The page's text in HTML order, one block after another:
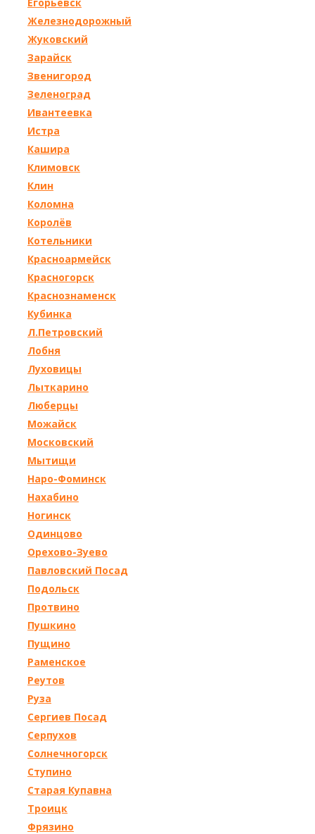
Железнодорожный
Жуковский
Зарайск
Звенигород
Зеленоград
Ивантеевка
Истра
Кашира
Климовск
Клин
Коломна
Королёв
Котельники
Красноармейск
Красногорск
Краснознаменск
Кубинка
Л.Петровский
Лобня
Луховицы
Лыткарино
Люберцы
Можайск
Московский
Мытищи
Наро-Фоминск
Нахабино
Ногинск
Одинцово
Орехово-Зуево
Павловский Посад
Подольск
Протвино
Пушкино
Пущино
Раменское
Реутов
Руза
Сергиев Посад
Серпухов
Солнечногорск
Ступино
Старая Купавна
Троицк
Фрязино